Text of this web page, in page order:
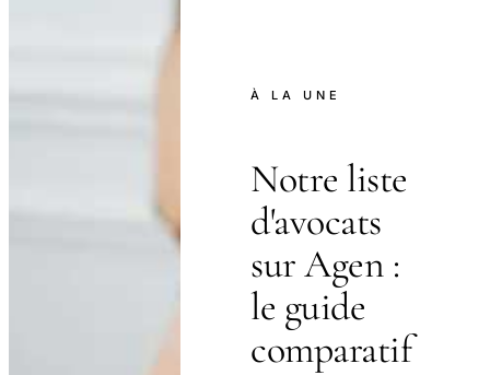
À LA UNE
Notre liste
d'avocats
sur Agen :
le guide
comparatif